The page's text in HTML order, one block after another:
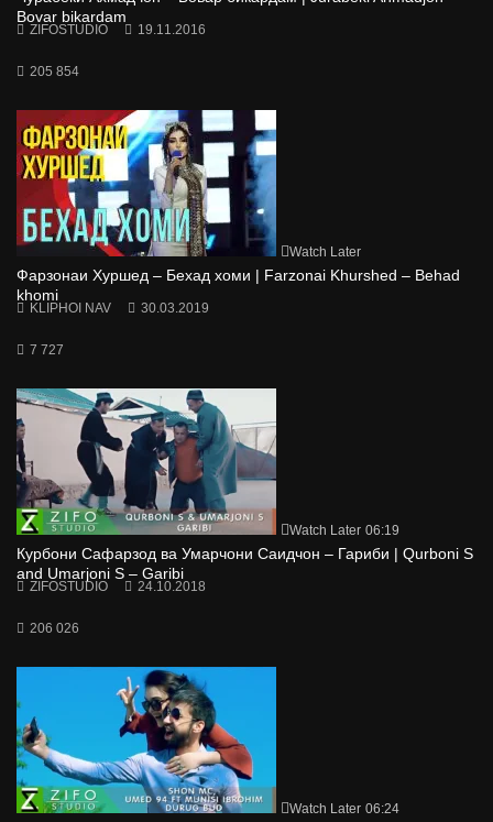
Bovar bikardam
ZIFOSTUDIO 19.11.2016
205 854
Watch Later
Фарзонаи Хуршед – Бехад хоми | Farzonai Khurshed – Behad
khomi
KLIPHOI NAV 30.03.2019
7 727
Watch Later 06:19
Курбони Сафарзод ва Умарчони Саидчон – Гариби | Qurboni S
and Umarjoni S – Garibi
ZIFOSTUDIO 24.10.2018
206 026
Watch Later 06:24